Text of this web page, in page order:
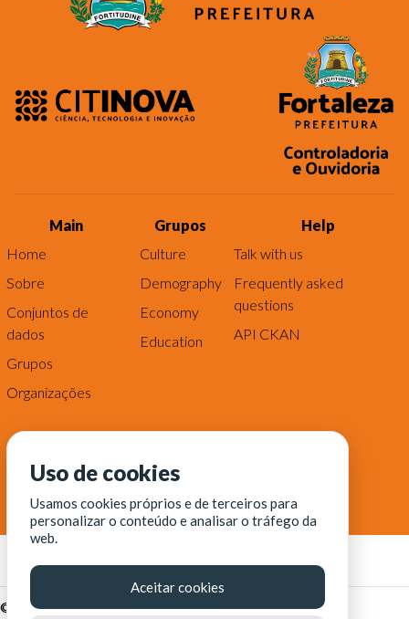
Main
Home
Sobre
Conjuntos de
dados
Grupos
Organizações
Grupos
Culture
Demography
Economy
Education
Help
Talk with us
Frequently asked
questions
API CKAN
© Fortaleza Digital || CITINOVA - Fundação de Ciência,
Uso de cookies
Usamos cookies próprios e de terceiros para
personalizar o conteúdo e analisar o tráfego da
web.
Aceitar cookies